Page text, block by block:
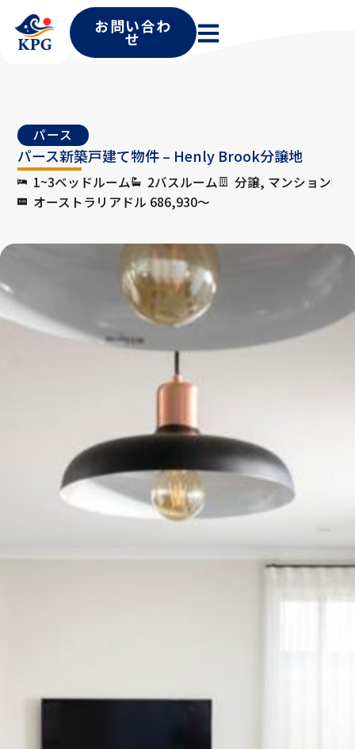
お問い合わ
せ
パース
パース新築戸建て物件 – Henly Brook分譲地
1~3ベッドルーム 2バスルーム
分譲, マンション
オーストラリアドル 686,930〜